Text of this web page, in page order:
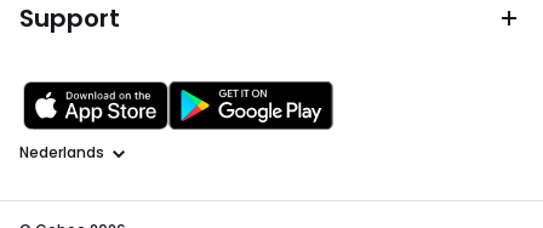
Support
Taal